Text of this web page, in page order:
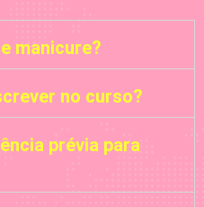
manicure?
no curso?
prévia para